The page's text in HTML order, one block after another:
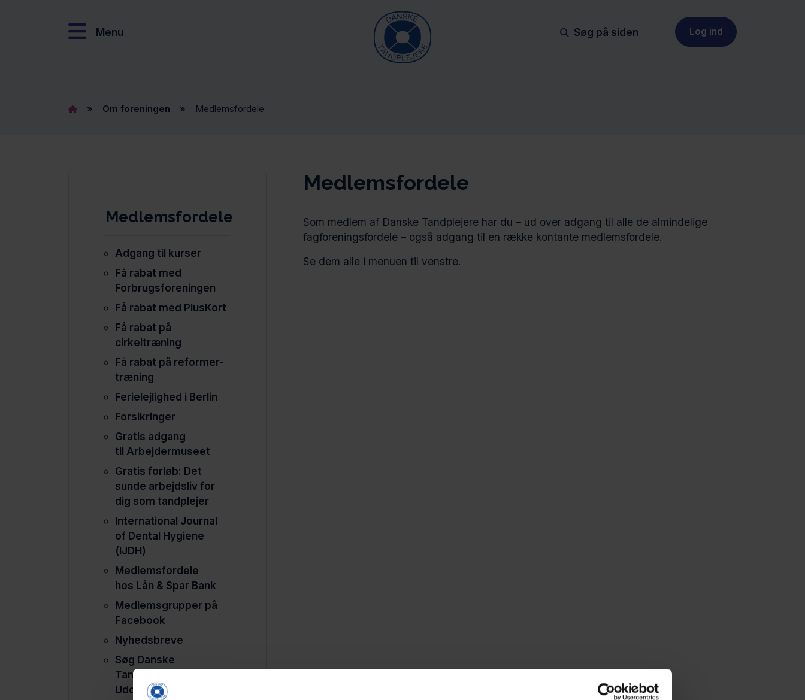
Menu Søg på siden Log ind
» Om foreningen » Medlemsfordele
Medlemsfordele
Adgang til kurser
Få rabat med
Forbrugsforeningen
Få rabat med PlusKort
Få rabat på
cirkeltræning
Få rabat på reformer-
træning
Ferielejlighed i Berlin
Forsikringer
Gratis adgang
til Arbejdermuseet
Gratis forløb: Det
sunde arbejdsliv for
dig som tandplejer
International Journal
of Dental Hygiene
(IJDH)
Medlemsfordele
hos Lån & Spar Bank
Medlemsgrupper på
Facebook
Nyhedsbreve
Søg Danske
Tandplejeres
Uddannelsesfond
Medlemsfordele
Som medlem af Danske Tandplejere har du – ud over adgang til alle de almindelige
fagforeningsfordele – også adgang til en række kontante medlemsfordele.
Se dem alle i menuen til venstre.